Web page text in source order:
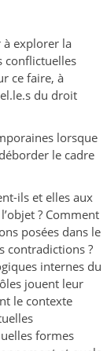
à explorer la
conflictuelles
ce faire, à
du droit
lorsque
le cadre
ils et elles aux
? Comment
posées dans le
contradictions ?
internes du
jouent leur
le contexte
formes